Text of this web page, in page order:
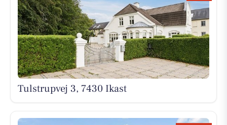
Tulstrupvej 3, 7430 Ikast